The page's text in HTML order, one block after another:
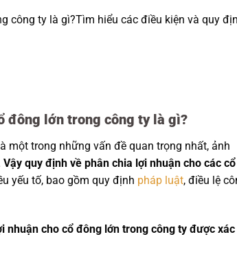
công ty là gì?Tìm hiểu các điều kiện và quy
đông lớn trong công ty là gì?
một trong những vấn đề quan trọng nhất, ảnh
Vậy quy định về phân chia lợi nhuận cho các cổ
yếu tố, bao gồm quy định pháp luật, điều lệ
nhuận cho cổ đông lớn trong công ty được xác